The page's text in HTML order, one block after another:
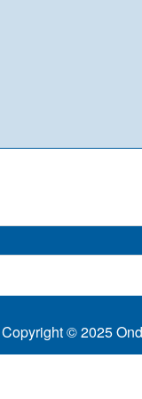
Copyright © 2025